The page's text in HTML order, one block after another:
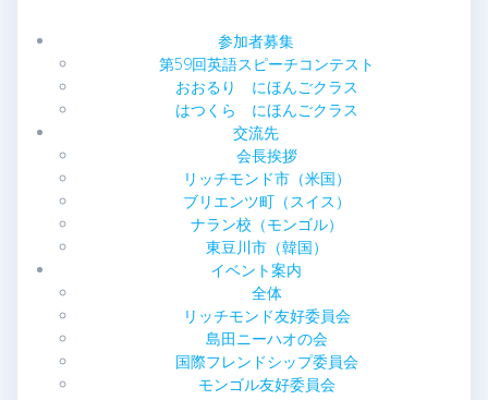
ー
ョ
参加者募集
第59回英語スピーチコンテスト
おおるり にほんごクラス
はつくら にほんごクラス
交流先
会長挨拶
リッチモンド市（米国）
ブリエンツ町（スイス）
ナラン校（モンゴル）
東豆川市（韓国）
イベント案内
全体
リッチモンド友好委員会
島田ニーハオの会
国際フレンドシップ委員会
モンゴル友好委員会